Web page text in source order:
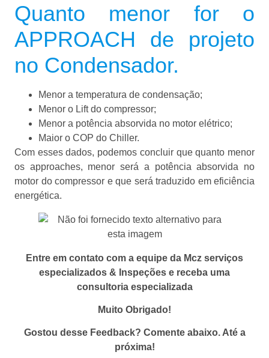
Quanto menor for o
APPROACH de projeto
no Condensador.
Menor a temperatura de condensação;
Menor o Lift do compressor;
Menor a potência absorvida no motor elétrico;
Maior o COP do Chiller.
Com esses dados, podemos concluir que quanto menor
os approaches, menor será a potência absorvida no
motor do compressor e que será traduzido em eficiência
energética.
Entre em contato com a equipe da Mcz serviços
especializados & Inspeções e receba uma
consultoria especializada
Muito Obrigado!
Gostou desse Feedback? Comente abaixo. Até a
próxima!